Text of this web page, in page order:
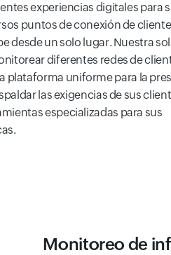
experiencias digitales para
puntos de conexión de
desde un solo lugar. Nuestra
diferentes redes de
plataforma uniforme para la
las exigencias de sus
especializadas para sus
Monitoreo de